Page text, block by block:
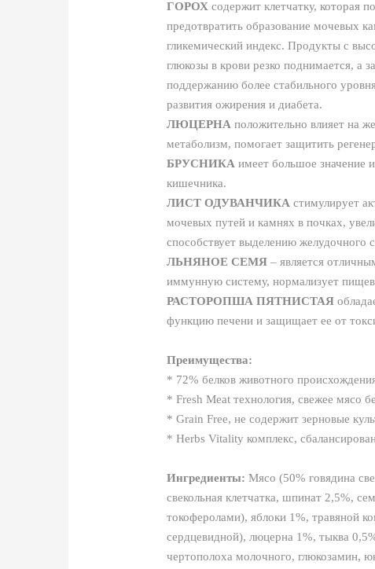
ГОРОХ содержит клетчатку, которая
предотвратить образование мочевых
гликемический индекс. Продукты с
глюкозы в крови резко поднимается, а
поддержанию более стабильного
развития ожирения и диабета.
ЛЮЦЕРНА положительно влияет на
метаболизм, помогает защитить
БРУСНИКА имеет большое значение
кишечника.
ЛИСТ ОДУВАНЧИКА стимулирует
мочевых путей и камнях в почках,
способствует выделению желудочного
ЛЬНЯНОЕ СЕМЯ – является
иммунную систему, нормализует
РАСТОРОПША ПЯТНИСТАЯ
функцию печени и защищает ее от
Преимущества:
* 72% белков животного
* Fresh Meat технология, свежее мясо
* Grain Free, не содержит зерновые
* Herbs Vitality комплекс,
Ингредиенты: Мясо (50% говядина
свекольная клетчатка, шпинат 2,5%,
токоферолами), яблоки 1%, травяной
сердцевидной), люцерна 1%, тыква
чертополоха молочного, глюкозамин,